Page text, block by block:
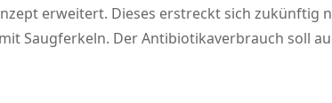
erweitert. Dieses erstreckt sich zukünftig
Saugferkeln. Der Antibiotikaverbrauch soll